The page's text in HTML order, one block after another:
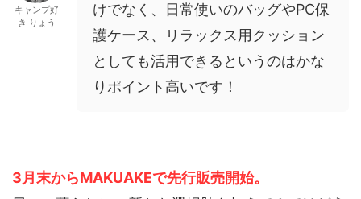
キャンプ好
き りょう
けでなく、日常使いのバッグやPC保
護ケース、リラックス用クッション
としても活用できるというのはかな
りポイント高いです！
3月末からMAKUAKEで先行販売開始。